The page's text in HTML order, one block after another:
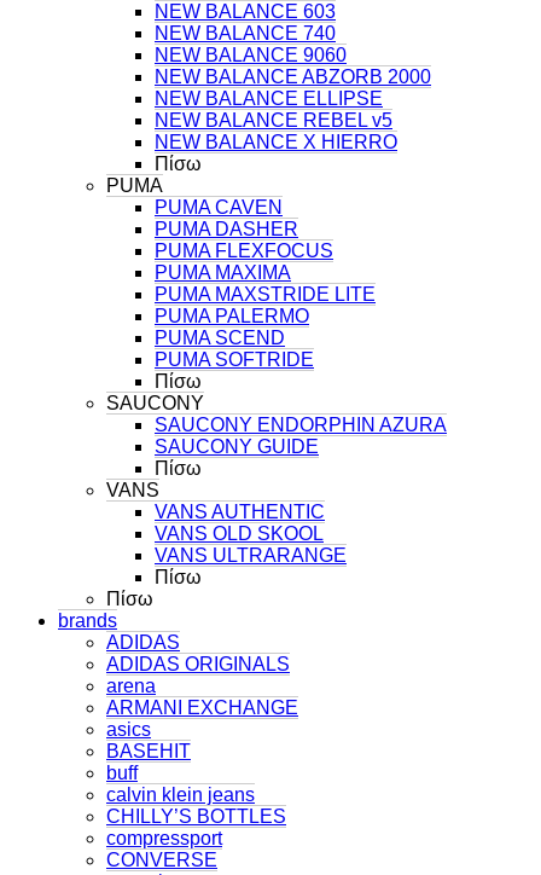
NEW BALANCE 603
NEW BALANCE 740
NEW BALANCE 9060
NEW BALANCE ABZORB 2000
NEW BALANCE ELLIPSE
NEW BALANCE REBEL v5
NEW BALANCE X HIERRO
Πίσω
PUMA
PUMA CAVEN
PUMA DASHER
PUMA FLEXFOCUS
PUMA MAXIMA
PUMA MAXSTRIDE LITE
PUMA PALERMO
PUMA SCEND
PUMA SOFTRIDE
Πίσω
SAUCONY
SAUCONY ENDORPHIN AZURA
SAUCONY GUIDE
Πίσω
VANS
VANS AUTHENTIC
VANS OLD SKOOL
VANS ULTRARANGE
Πίσω
Πίσω
brands
ADIDAS
ADIDAS ORIGINALS
arena
ARMANI EXCHANGE
asics
BASEHIT
buff
calvin klein jeans
CHILLY’S BOTTLES
compressport
CONVERSE